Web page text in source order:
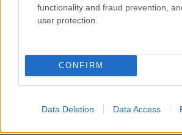
functionality and fraud prevention,
user protection.
CONFIRM
Data Deletion Data Access